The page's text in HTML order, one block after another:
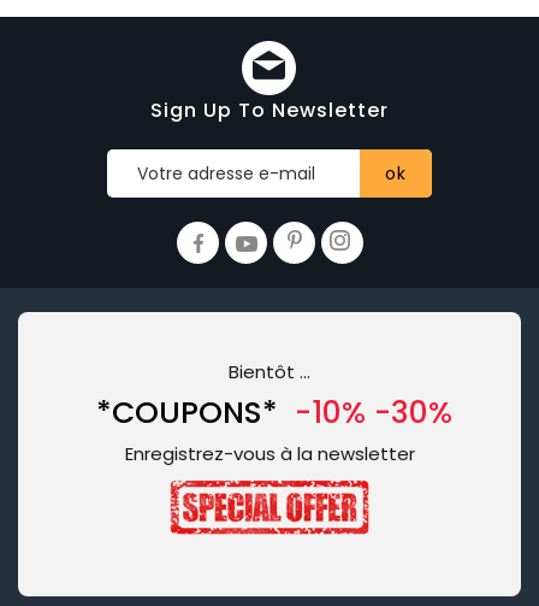
Sign Up To Newsletter
Bientôt …
*COUPONS* -10% -30%
Enregistrez-vous à la newsletter